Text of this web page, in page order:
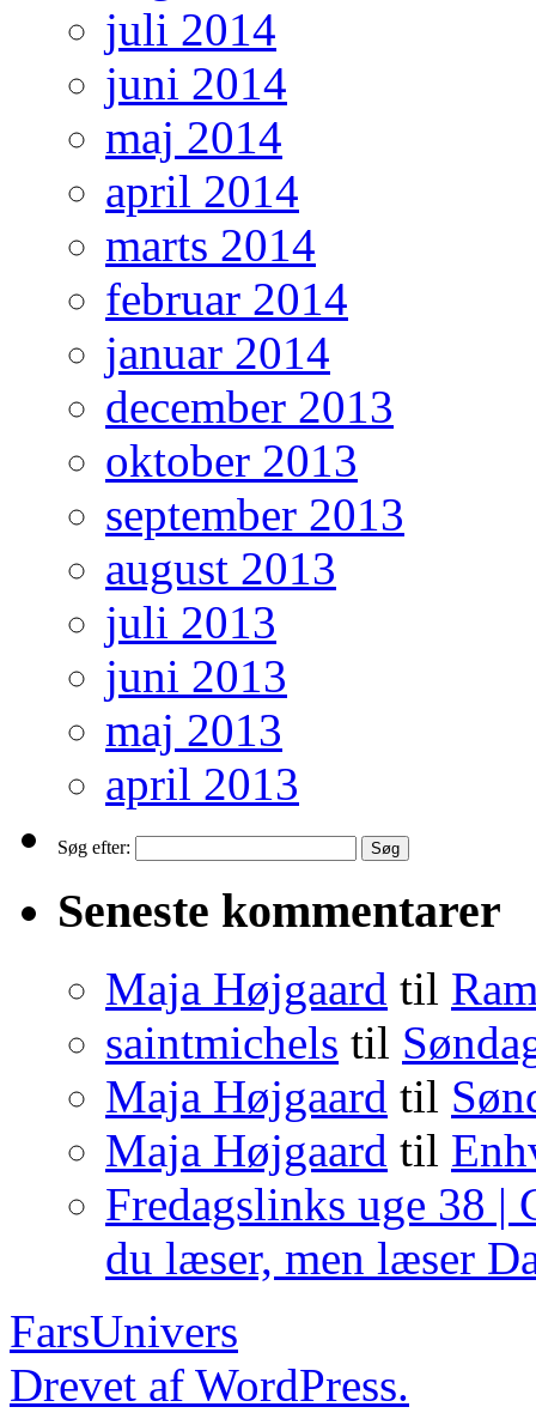
juli 2014
juni 2014
maj 2014
april 2014
marts 2014
februar 2014
januar 2014
december 2013
oktober 2013
september 2013
august 2013
juli 2013
juni 2013
maj 2013
april 2013
Søg efter:
Seneste kommentarer
Maja Højgaard til
saintmichels til
Maja Højgaard til
Maja Højgaard til
Fredagslinks uge 38 |
du læser, men læser
FarsUnivers
Drevet af WordPress.